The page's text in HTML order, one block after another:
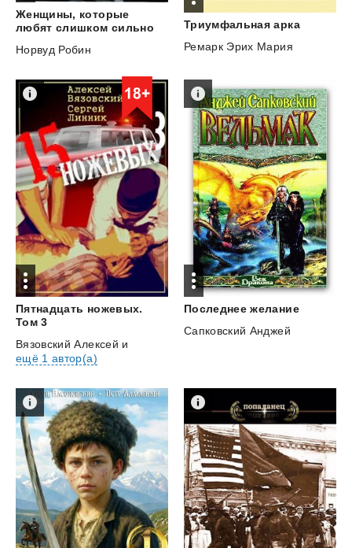
Женщины, которые
любят слишком сильно
Норвуд Робин
Триумфальная арка
Ремарк Эрих Мария
Пятнадцать ножевых.
Том 3
Вязовский Алексей и
ещё 1 автор(а)
Последнее желание
Сапковский Анджей